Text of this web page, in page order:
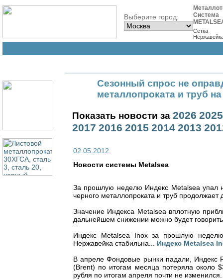
Выберите город:
Система
Сетка
Сезонный спрос не
металлопроката и труб
Показать новости за 2026 2025
2017 2016 2015 2014 2013
02.05.2012.
Новости cистемы Metalsea
За прошлую неделю Индекс Metalsea упал
черного металлопроката и труб продолжает
Значение Индекса Metalsea вплотную
дальнейшем снижении можно будет
Индекс Metalsea Inox за прошлую
Нержавейка стабильна... Индекс Metalsea
В апреле Фондовые рынки падали, Индекс
(Brent) по итогам месяца потеряла около
рубля по итогам апреля почти не изменился.